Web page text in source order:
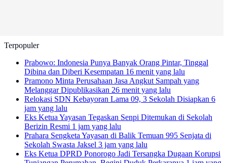
Terpopuler
Prabowo: Indonesia Punya Banyak Orang Pintar, Tinggal
Dibina dan Diberi Kesempatan 16 menit yang lalu
Pramono Minta Perusahaan Jasa Angkut Sampah yang
Melanggar Dipublikasikan 26 menit yang lalu
Relokasi SDN Kebayoran Lama 09, 3 Sekolah Disiapkan 6
jam yang lalu
Eks Ketua Yayasan Tegaskan Senpi Ditemukan di Sekolah
Berizin Resmi 1 jam yang lalu
Prahara Sengketa Yayasan di Balik Temuan 995 Senjata di
Sekolah Swasta Jaksel 3 jam yang lalu
Eks Ketua DPRD Ponorogo Jadi Tersangka Dugaan Korupsi